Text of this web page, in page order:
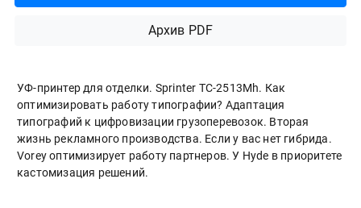
Архив PDF
УФ-принтер для отделки. Sprinter ТС-2513Mh. Как
оптимизировать работу типографии? Адаптация
типографий к цифровизации грузоперевозок. Вторая
жизнь рекламного производства. Если у вас нет гибрида.
Vorey оптимизирует работу партнеров. У Hyde в приоритете
кастомизация решений.